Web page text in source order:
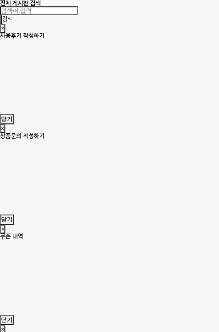
전체 게시판 검색
검색
×
사용후기 작성하기
닫기
×
상품문의 작성하기
닫기
×
쿠폰 내역
닫기
×